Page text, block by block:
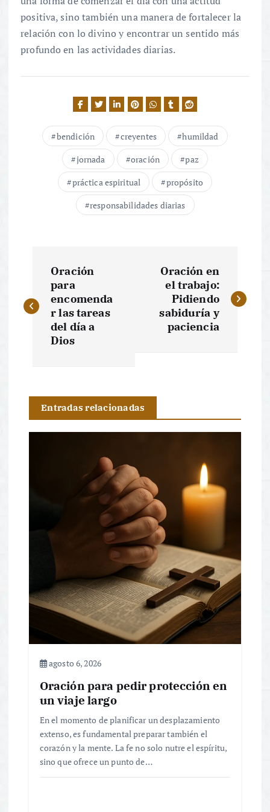
positiva, sino también una manera de fortalecer la
relación con lo divino y encontrar un sentido más
profundo en las actividades diarias.
bendición creyentes
humildad
jornada
oración
paz
práctica espiritual
propósito
responsabilidades diarias
a
v
c
e
e
n
Oración
para
encomenda
r las tareas
del día a
Dios
Oración en
el trabajo:
Pidiendo
sabiduría y
paciencia
Entradas relacionadas
agosto 6, 2026
Oración para pedir protección en
un viaje largo
En el momento de planificar un desplazamiento
extenso, es fundamental preparar también el
corazón y la mente. La fe no solo nutre el espíritu,
sino que ofrece un punto de…